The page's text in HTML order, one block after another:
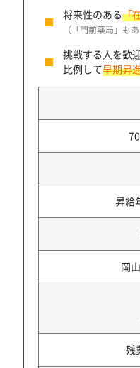
将来性のある「
（「門前薬局」もあ
挑戦する人を歓
比例して早期昇
昇給
岡
残